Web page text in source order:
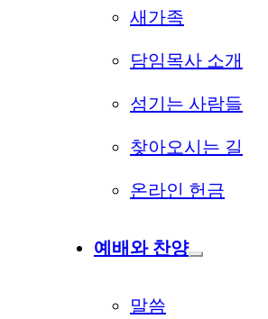
새가족
담임목사 소개
섬기는 사람들
찾아오시는 길
온라인 헌금
예배와 찬양
말씀